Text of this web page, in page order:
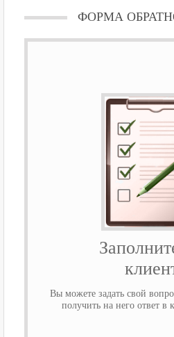
ФОРМА
Вы можете задать свой
получить на него ответ в